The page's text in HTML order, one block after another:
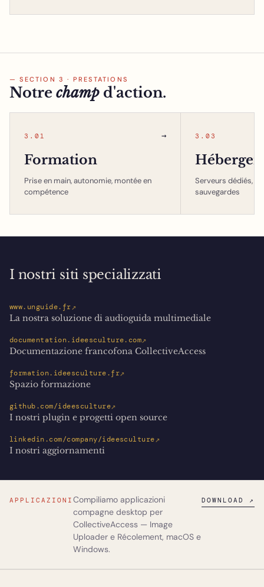
— SECTION 3 · PRESTATIONS
Notre champ d'action.
3.01 →
Formation
Prise en main, autonomie, montée en
compétence
3.03
Serveurs dédiés,
sauvegardes
I nostri siti specializzati
www.unguide.fr↗
La nostra soluzione di audioguida multimediale
documentation.ideesculture.com↗
Documentazione francofona CollectiveAccess
formation.ideesculture.fr↗
Spazio formazione
github.com/ideesculture↗
I nostri plugin e progetti open source
linkedin.com/company/ideesculture↗
I nostri aggiornamenti
APPLICAZIONI Compiliamo applicazioni
compagne desktop per
CollectiveAccess — Image
Uploadere Récolement, macOS e
Windows.
DOWNLOAD ↗